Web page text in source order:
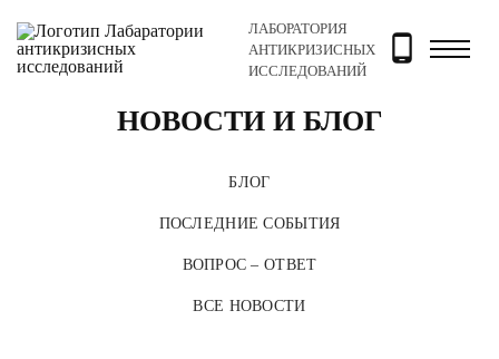
ЛАБОРАТОРИЯ
АНТИКРИЗИСНЫХ
ИССЛЕДОВАНИЙ
Главная Новости и блог
НОВОСТИ И БЛОГ
БЛОГ
ПОСЛЕДНИЕ СОБЫТИЯ
ВОПРОС – ОТВЕТ
ВСЕ НОВОСТИ